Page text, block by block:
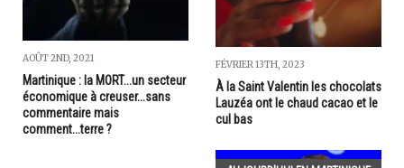
AOÛT 2ND, 2021
Martinique : la MORT...un secteur
économique à creuser...sans
commentaire mais
comment...terre ?
FÉVRIER 13TH, 2023
À la Saint Valentin les chocolats
Lauzéa ont le chaud cacao et le
cul bas